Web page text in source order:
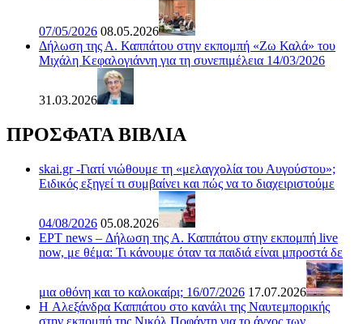
07/05/2026 08.05.2026
Δήλωση της Α. Καππάτου στην εκπομπή «Ζω Καλά» του
Μιχάλη Κεφαλογιάννη για τη συνεπιμέλεια 14/03/2026
31.03.2026
ΠΡΟΣΦΑΤΑ ΒΙΒΛΙΑ
skai.gr -Γιατί νιώθουμε τη «μελαγχολία του Αυγούστου»;
Ειδικός εξηγεί τι συμβαίνει και πώς να το διαχειριστούμε
04/08/2026 05.08.2026
ΕΡΤ news – Δήλωση της Α. Καππάτου στην εκπομπή live
now, με θέμα: Τι κάνουμε όταν τα παιδιά είναι μπροστά δε
μια οθόνη και το καλοκαίρι; 16/07/2026 17.07.2026
H Αλεξάνδρα Καππάτου στο κανάλι της Ναυτεμπορικής